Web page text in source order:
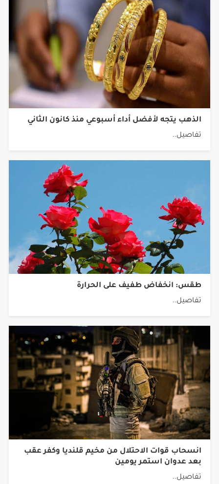
الذهب يتجه لأفضل أداء أسبوعي منذ كانون الثاني
تفاصيل..
طقس: انخفاض طفيف على الحرارة
تفاصيل..
انسحاب قوات الاحتلال من مخيم قلنديا وكفر عقب
بعد عدوان استمر يومين
تفاصيل..